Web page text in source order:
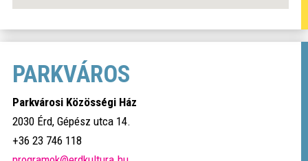
PARKVÁROS
Parkvárosi Közösségi Ház
2030 Érd, Gépész utca 14.
+36 23 746 118